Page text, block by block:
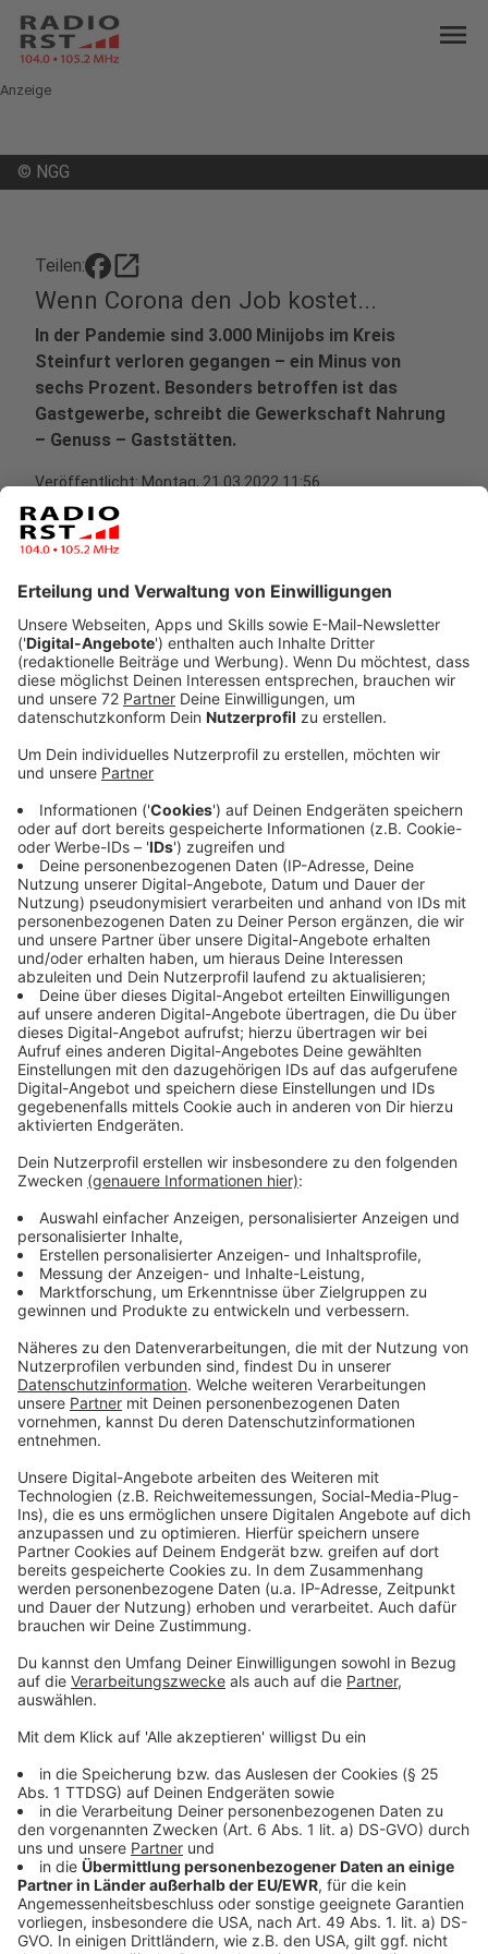
menu
Anzeige
© NGG
Teilen: open_in_new
Wenn Corona den Job kostet...
In der Pandemie sind 3.000 Minijobs im Kreis
Steinfurt verloren gegangen – ein Minus von
sechs Prozent. Besonders betroffen ist das
Gastgewerbe, schreibt die Gewerkschaft Nahrung
– Genuss – Gaststätten.
Veröffentlicht: Montag, 21.03.2022 11:56
Anzeige
Allein dort gibt es 1.600 Minijobs - und damit 20
Prozent - weniger als vor Corona. Die NGG kritisiert,
dass die Bundesregierung vorhat, die Verdienstgrenze
bei Minijobs von 450 auf 520 Euro anzuheben, ohne
dass man automatisch arbeitslosenversichert ist.
Anzeige
"520-Euro-Jobs verdängen reguläre
Arbeitsplätze"
Anzeige
Dadurch würden noch mehr Menschen in prekäre Jobs
abrutschen, weil so viele reguläre Arbeitsplätze
verdrängt würden. Die NGG verweist auf den
Koalitionsvertrag. Darin schreiben SPD, Grüne und FDP,
es müsse verhindert werden, „dass Minijobs als Ersatz
für reguläre Arbeitsverhältnisse missbraucht oder zur
Anzeige
"Menschen mit Minijobs sind Hauptverlierer
der Pandemie"
450-Euro-Kräfte zählen für die Gewerkschaft zu den
Hauptverlierern der Pandemie. Von der Küchenhilfe im
viele Minijobber lebten in ständiger Angst, entlassen
zu werden. Dabei hätten sie weder Anspruch auf das
Arbeitslosen- noch auf das Kurzarbeitergeld.
Minijobber sind kein Randphänomen: Mitte
vergangenen Jahres gab es im Kreis Steinfurt rund
48.900 Stellen auf 450-Euro-Basis.
Anzeige
Gewerkschaft fordert krisenfeste Jobs
Anzeige
Abhilfe schafft aus Sicht der Gewerkschaft nur eine
grundlegende Reform: Für Minijobs müsse ab dem
ersten Euro die Sozialversicherungspflicht gelten. Erst
wenn Sozialabgaben, Kranken-, Pflege- und
Rentenversicherungsbeiträge gezahlt würden, gebe es